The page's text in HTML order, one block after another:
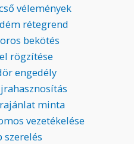
vélemények
rétegrend
bekötés
rögzítése
engedély
minta
vezetékelése
szerelés